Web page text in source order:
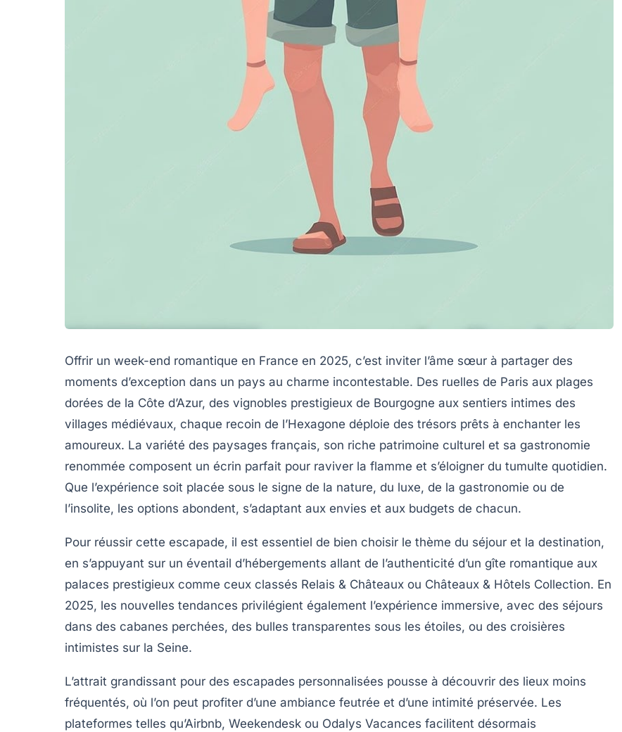
Offrir un week-end romantique en France en 2025, c’est inviter l’âme sœur à partager des
moments d’exception dans un pays au charme incontestable. Des ruelles de Paris aux plages
dorées de la Côte d’Azur, des vignobles prestigieux de Bourgogne aux sentiers intimes des
villages médiévaux, chaque recoin de l’Hexagone déploie des trésors prêts à enchanter les
amoureux. La variété des paysages français, son riche patrimoine culturel et sa gastronomie
renommée composent un écrin parfait pour raviver la flamme et s’éloigner du tumulte quotidien.
Que l’expérience soit placée sous le signe de la nature, du luxe, de la gastronomie ou de
l’insolite, les options abondent, s’adaptant aux envies et aux budgets de chacun.
Pour réussir cette escapade, il est essentiel de bien choisir le thème du séjour et la destination,
en s’appuyant sur un éventail d’hébergements allant de l’authenticité d’un gîte romantique aux
palaces prestigieux comme ceux classés Relais & Châteaux ou Châteaux & Hôtels Collection. En
2025, les nouvelles tendances privilégient également l’expérience immersive, avec des séjours
dans des cabanes perchées, des bulles transparentes sous les étoiles, ou des croisières
intimistes sur la Seine.
L’attrait grandissant pour des escapades personnalisées pousse à découvrir des lieux moins
fréquentés, où l’on peut profiter d’une ambiance feutrée et d’une intimité préservée. Les
plateformes telles qu’Airbnb, Weekendesk ou Odalys Vacances facilitent désormais